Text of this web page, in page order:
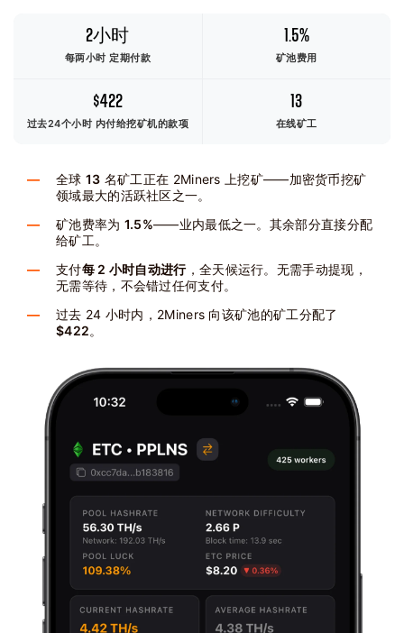
2小时
每两小时 定期付款
1.5%
矿池费用
$422
过去24个小时 内付给挖矿机的款项
13
在线矿工
全球 13 名矿工正在 2Miners 上挖矿——加密货币挖矿
领域最大的活跃社区之一。
矿池费率为 1.5%——业内最低之一。其余部分直接分配
给矿工。
支付每 2 小时自动进行，全天候运行。无需手动提现，
无需等待，不会错过任何支付。
过去 24 小时内，2Miners 向该矿池的矿工分配了
$422。